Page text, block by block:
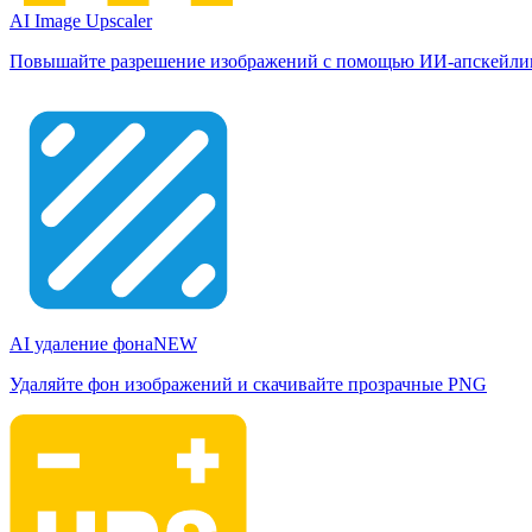
AI Image Upscaler
Повышайте разрешение изображений с помощью ИИ-
AI удаление фонаNEW
Удаляйте фон изображений и скачивайте прозрачные PNG